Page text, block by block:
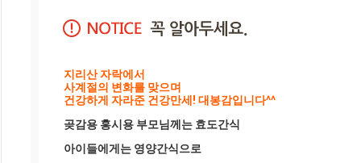
지리산 자락에서
사계절의 변화를 맞으며
건강하게 자라준 건강만세! 대봉감입니다^^
곶감용 홍시용 부모님께는 효도간식
아이들에게는 영양간식으로